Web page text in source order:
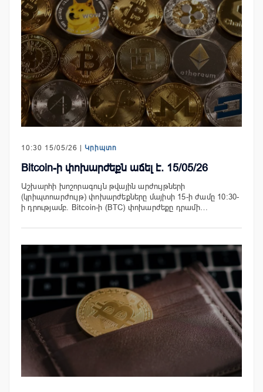
10:30 15/05/26 | Կրիպտո
Bitcoin-ի փոխարժեքն աճել է. 15/05/26
Աշխարհի խոշորագույն թվային արժույթների
(կրիպտոարժույթ) փոխարժեքները մայիսի 15-ի ժամը 10:30-
ի դրությամբ. Bitcoin-ի (BTC) փոխարժեքը դրամի…